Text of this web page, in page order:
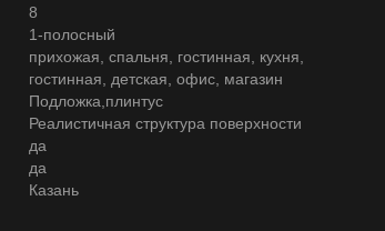
8
1-полосный
прихожая, спальня, гостинная, кухня,
гостинная, детская, офис, магазин
Подложка,плинтус
Реалистичная структура поверхности
да
да
Казань